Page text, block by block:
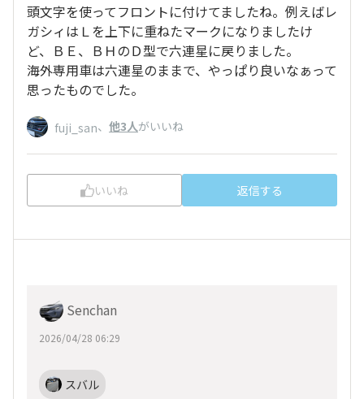
頭文字を使ってフロントに付けてましたね。例えばレ
ガシィはＬを上下に重ねたマークになりましたけ
ど、ＢＥ、ＢＨのＤ型で六連星に戻りました。
海外専用車は六連星のままで、やっぱり良いなぁって
思ったものでした。
fuji_san、 他3人がいいね
いいね 返信する
Senchan
2026/04/28 06:29
スバル